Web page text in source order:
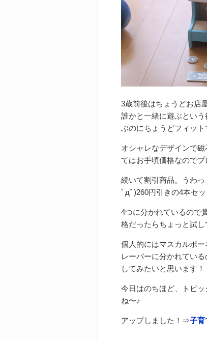
3歳前後はちょうどお店
誰かと一緒に遊ぶとい
ぶのにちょうどフィット
オシャレなデザインで
てはお手頃価格なので
続いて割引商品。うわっ
ﾟдﾟ)260円引きの4本セ
4つに分かれているので
格だったらちょっと試し
個人的にはマスカルポ
レーバーに分かれてい
してみたいと思います！
今日はのちほど、トピ
ね〜♪
アップしました！⇒子育